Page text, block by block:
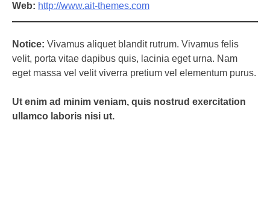
Web http://www.ait-themes.com
Notice: Vivamus aliquet blandit rutrum. Vivamus felis
velit, porta vitae dapibus quis, lacinia eget urna. Nam
eget massa vel velit viverra pretium vel elementum purus.
Ut enim ad minim veniam, quis nostrud exercitation
ullamco laboris nisi ut.